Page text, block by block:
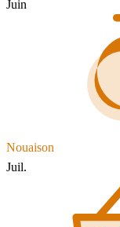
Juin
Nouaison
Juil.